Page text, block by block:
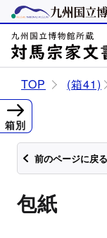
TOP (箱41)
前のページに戻る
包紙
箱別